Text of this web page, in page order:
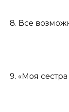
8. Все
9. «Моя